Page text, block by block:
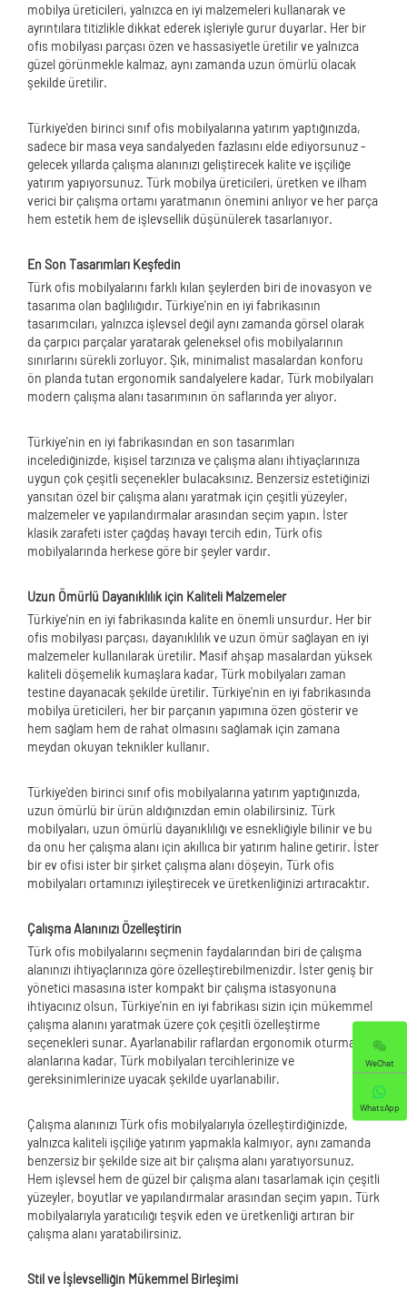
mobilya üreticileri, yalnızca en iyi malzemeleri kullanarak ve
ayrıntılara titizlikle dikkat ederek işleriyle gurur duyarlar. Her bir
ofis mobilyası parçası özen ve hassasiyetle üretilir ve yalnızca
güzel görünmekle kalmaz, aynı zamanda uzun ömürlü olacak
şekilde üretilir.
Türkiye'den birinci sınıf ofis mobilyalarına yatırım yaptığınızda,
sadece bir masa veya sandalyeden fazlasını elde ediyorsunuz -
gelecek yıllarda çalışma alanınızı geliştirecek kalite ve işçiliğe
yatırım yapıyorsunuz. Türk mobilya üreticileri, üretken ve ilham
verici bir çalışma ortamı yaratmanın önemini anlıyor ve her parça
hem estetik hem de işlevsellik düşünülerek tasarlanıyor.
En Son Tasarımları Keşfedin
Türk ofis mobilyalarını farklı kılan şeylerden biri de inovasyon ve
tasarıma olan bağlılığıdır. Türkiye'nin en iyi fabrikasının
tasarımcıları, yalnızca işlevsel değil aynı zamanda görsel olarak
da çarpıcı parçalar yaratarak geleneksel ofis mobilyalarının
sınırlarını sürekli zorluyor. Şık, minimalist masalardan konforu
ön planda tutan ergonomik sandalyelere kadar, Türk mobilyaları
modern çalışma alanı tasarımının ön saflarında yer alıyor.
Türkiye'nin en iyi fabrikasından en son tasarımları
incelediğinizde, kişisel tarzınıza ve çalışma alanı ihtiyaçlarınıza
uygun çok çeşitli seçenekler bulacaksınız. Benzersiz estetiğinizi
yansıtan özel bir çalışma alanı yaratmak için çeşitli yüzeyler,
malzemeler ve yapılandırmalar arasından seçim yapın. İster
klasik zarafeti ister çağdaş havayı tercih edin, Türk ofis
mobilyalarında herkese göre bir şeyler vardır.
Uzun Ömürlü Dayanıklılık için Kaliteli Malzemeler
Türkiye'nin en iyi fabrikasında kalite en önemli unsurdur. Her bir
ofis mobilyası parçası, dayanıklılık ve uzun ömür sağlayan en iyi
malzemeler kullanılarak üretilir. Masif ahşap masalardan yüksek
kaliteli döşemelik kumaşlara kadar, Türk mobilyaları zaman
testine dayanacak şekilde üretilir. Türkiye'nin en iyi fabrikasında
mobilya üreticileri, her bir parçanın yapımına özen gösterir ve
hem sağlam hem de rahat olmasını sağlamak için zamana
meydan okuyan teknikler kullanır.
Türkiye'den birinci sınıf ofis mobilyalarına yatırım yaptığınızda,
uzun ömürlü bir ürün aldığınızdan emin olabilirsiniz. Türk
mobilyaları, uzun ömürlü dayanıklılığı ve esnekliğiyle bilinir ve bu
da onu her çalışma alanı için akıllıca bir yatırım haline getirir. İster
bir ev ofisi ister bir şirket çalışma alanı döşeyin, Türk ofis
mobilyaları ortamınızı iyileştirecek ve üretkenliğinizi artıracaktır.
Çalışma Alanınızı Özelleştirin
Türk ofis mobilyalarını seçmenin faydalarından biri de çalışma
alanınızı ihtiyaçlarınıza göre özelleştirebilmenizdir. İster geniş bir
yönetici masasına ister kompakt bir çalışma istasyonuna
ihtiyacınız olsun, Türkiye'nin en iyi fabrikası sizin için mükemmel
çalışma alanını yaratmak üzere çok çeşitli özelleştirme
seçenekleri sunar. Ayarlanabilir raflardan ergonomik oturma
alanlarına kadar, Türk mobilyaları tercihlerinize ve
gereksinimlerinize uyacak şekilde uyarlanabilir.
Çalışma alanınızı Türk ofis mobilyalarıyla özelleştirdiğinizde,
yalnızca kaliteli işçiliğe yatırım yapmakla kalmıyor, aynı zamanda
benzersiz bir şekilde size ait bir çalışma alanı yaratıyorsunuz.
Hem işlevsel hem de güzel bir çalışma alanı tasarlamak için çeşitli
yüzeyler, boyutlar ve yapılandırmalar arasından seçim yapın. Türk
mobilyalarıyla yaratıcılığı teşvik eden ve üretkenliği artıran bir
çalışma alanı yaratabilirsiniz.
Stil ve İşlevselliğin Mükemmel Birleşimi
WeChat
WhatsApp